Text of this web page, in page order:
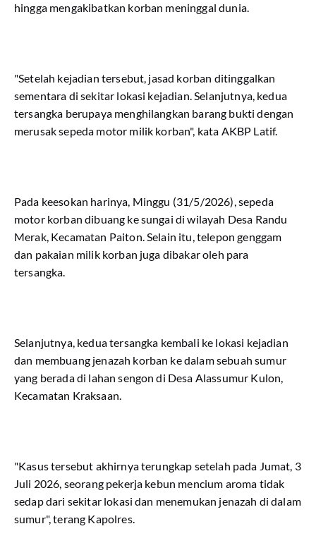
hingga mengakibatkan korban meninggal dunia.
"Setelah kejadian tersebut, jasad korban ditinggalkan
sementara di sekitar lokasi kejadian. Selanjutnya, kedua
tersangka berupaya menghilangkan barang bukti dengan
merusak sepeda motor milik korban", kata AKBP Latif.
Pada keesokan harinya, Minggu (31/5/2026), sepeda
motor korban dibuang ke sungai di wilayah Desa Randu
Merak, Kecamatan Paiton. Selain itu, telepon genggam
dan pakaian milik korban juga dibakar oleh para
tersangka.
Selanjutnya, kedua tersangka kembali ke lokasi kejadian
dan membuang jenazah korban ke dalam sebuah sumur
yang berada di lahan sengon di Desa Alassumur Kulon,
Kecamatan Kraksaan.
"Kasus tersebut akhirnya terungkap setelah pada Jumat, 3
Juli 2026, seorang pekerja kebun mencium aroma tidak
sedap dari sekitar lokasi dan menemukan jenazah di dalam
sumur", terang Kapolres.